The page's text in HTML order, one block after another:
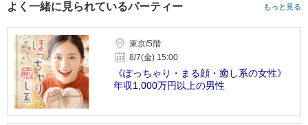
よく一緒に見られているパーティー もっと見る
東京/5階
8/7(金) 15:00
《ぽっちゃり・まる顔・癒し系の女性》
年収1,000万円以上の男性